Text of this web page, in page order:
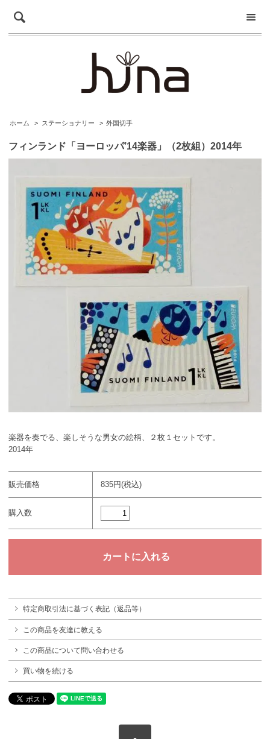
ホーム > ステーショナリー > 外国切手
フィンランド「ヨーロッパ’14楽器」（2枚組）2014年
楽器を奏でる、楽しそうな男女の絵柄、２枚１セットです。
2014年
販売価格 835円(税込)
購入数
特定商取引法に基づく表記（返品等）
この商品を友達に教える
この商品について問い合わせる
買い物を続ける